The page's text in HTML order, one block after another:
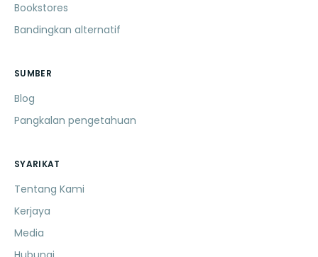
Bookstores
Bandingkan alternatif
SUMBER
Blog
Pangkalan pengetahuan
SYARIKAT
Tentang Kami
Kerjaya
Media